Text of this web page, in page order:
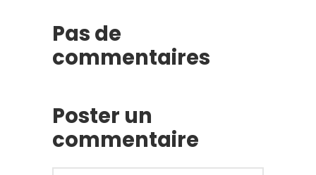
Pas de
commentaires
Poster un
commentaire